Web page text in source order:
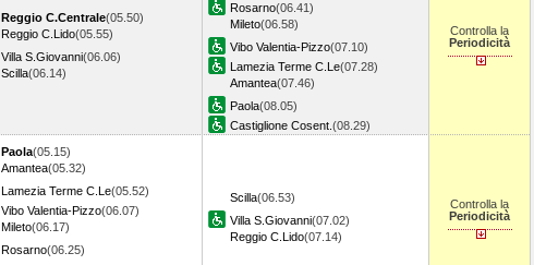
Reggio C.Centrale(05.50)
Reggio C.Lido(05.55)
Villa S.Giovanni(06.06)
Scilla(06.14)
Rosarno(06.41)
Mileto(06.58)
Vibo Valentia-Pizzo(07.10)
Lamezia Terme C.Le(07.28)
Amantea(07.46)
Paola(08.05)
Castiglione Cosent. (08.29)
Controlla la
Periodicità
Paola(05.15)
Amantea(05.32)
Lamezia Terme C.Le(05.52)
Vibo Valentia-Pizzo(06.07)
Mileto(06.17)
Rosarno(06.25)
Scilla(06.53)
Villa S.Giovanni(07.02)
Reggio C.Lido(07.14)
Controlla la
Periodicità